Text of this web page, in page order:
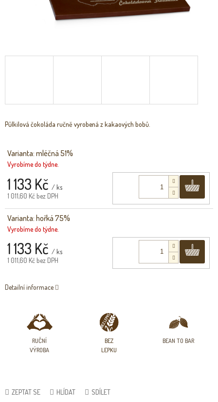
Varianta: mléčná 51%
Vyrobíme do týdne.
1 133 Kč / ks
1 011,60 Kč bez DPH
Varianta: hořká 75%
Vyrobíme do týdne.
1 133 Kč / ks
1 011,60 Kč bez DPH
Půlkilová čokoláda ručně vyrobená z kakaových bobů.
Detailní informace
RUČNÍ
VÝROBA
BEZ
LEPKU
BEAN TO BAR
ZEPTAT SE HLÍDAT SDÍLET